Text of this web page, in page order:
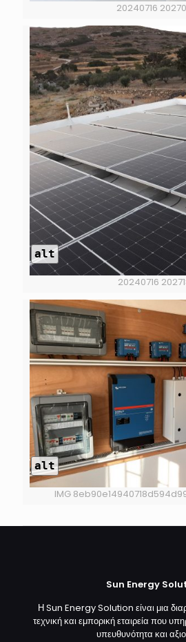
20240716
alt
20240716
alt
IMG
Sun Energy
Η Sun Energy Solution είναι μια
τεχνική και εμπορική εταιρεία που
υπευθυνότητα και